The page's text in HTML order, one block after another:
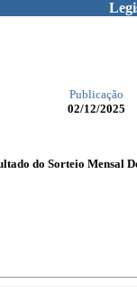
Publicação
02/12/2025
do Sorteio Mensal